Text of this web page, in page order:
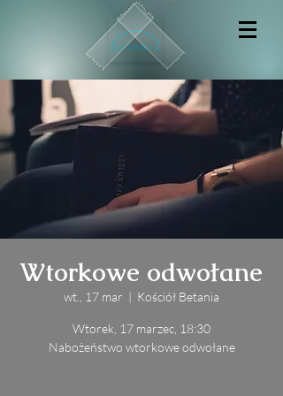
Wtorkowe odwołane
wt., 17 mar
  |
Kościół Betania
Wtorek, 17 marzec, 18:30
Nabożeństwo wtorkowe odwołane